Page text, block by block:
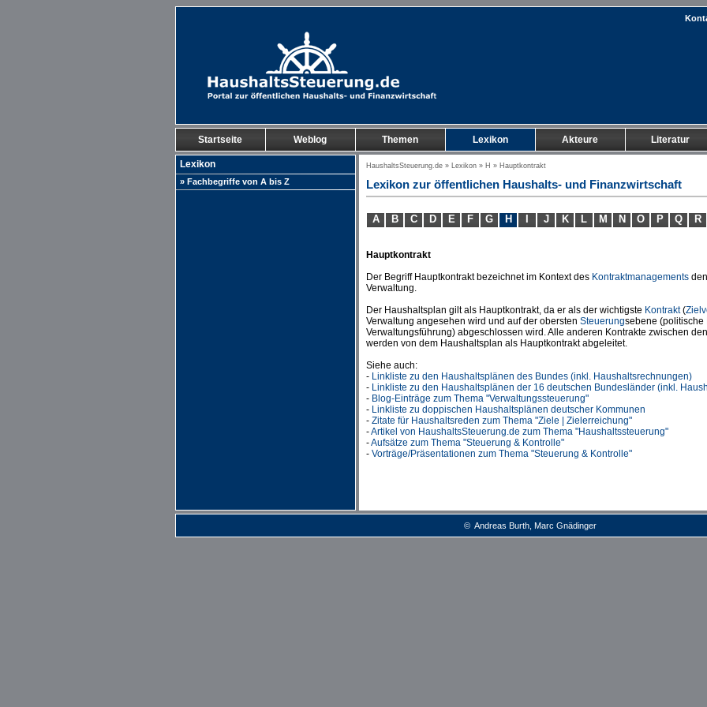
Startseite Weblog Themen Lexikon Akteure Literatur
Lexikon
» Fachbegriffe von A bis Z
HaushaltsSteuerung.de » Lexikon » H » Hauptkontrakt
Lexikon zur öffentlichen Haushalts- und Finanzwirtschaft
A B C D E F G H J K L M N O P Q R
Hauptkontrakt
Der Begriff Hauptkontrakt bezeichnet im Kontext des Kontraktmanagements den
Verwaltung.
Der Haushaltsplan gilt als Hauptkontrakt, da er als der wichtigste Kontrakt(
Verwaltung angesehen wird und auf der obersten Steuerungsebene (politische
Verwaltungsführung) abgeschlossen wird. Alle anderen Kontrakte zwischen
werden von dem Haushaltsplan als Hauptkontrakt abgeleitet.
Siehe auch:
- Linkliste zu den Haushaltsplänen des Bundes (inkl. Haushaltsrechnungen)
- Linkliste zu den Haushaltsplänen der 16 deutschen Bundesländer (inkl.
- Blog-Einträge zum Thema "Verwaltungssteuerung"
- Linkliste zu doppischen Haushaltsplänen deutscher Kommunen
- Zitate für Haushaltsreden zum Thema "Ziele | Zielerreichung"
-Artikel von HaushaltsSteuerung.de zum Thema "Haushaltssteuerung"
-Aufsätze zum Thema "Steuerung & Kontrolle"
- Vorträge/Präsentationen zum Thema "Steuerung & Kontrolle"
© Andreas Burth, Marc Gnädinger